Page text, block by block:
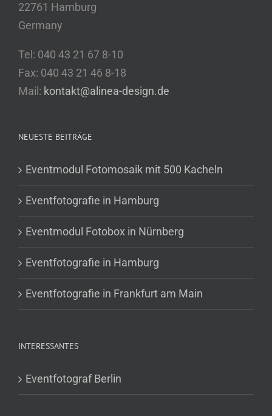
22761 Hamburg
Germany
Tel: 040 43 21 67 8-10
Fax: 040 43 21 46 8-18
Mail: kontakt@alinea-design.de
NEUESTE BEITRÄGE
Eventmodul Fotomosaik mit 500 Kacheln
Eventfotografie in Hamburg
Eventmodul Fotobox in Nürnberg
Eventfotografie in Hamburg
Eventfotografie in Frankfurt am Main
INTERESSANTES
Eventfotograf Berlin